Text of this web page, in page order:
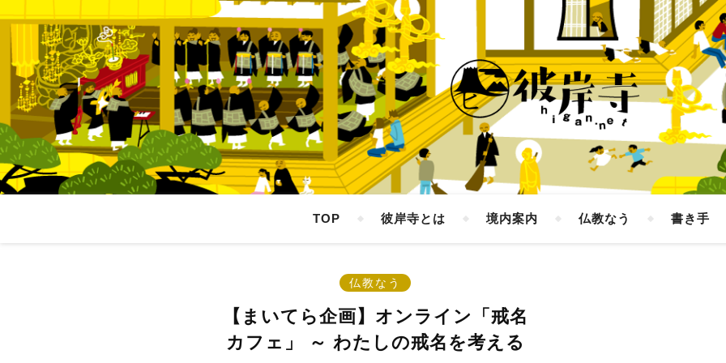
TOP 彼岸寺とは 境内案内 仏教なう 書き手
仏教なう
【まいてら企画】オンライン「戒名
カフェ」 ～ わたしの戒名を考える